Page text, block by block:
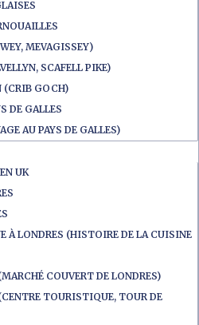
MEVAGISSEY)
SCAFELL PIKE)
(CRIB GOCH)
DE GALLES
AU PAYS DE GALLES)
UK
À LONDRES (HISTOIRE DE LA CUISINE
COUVERT DE LONDRES)
TOURISTIQUE, TOUR DE